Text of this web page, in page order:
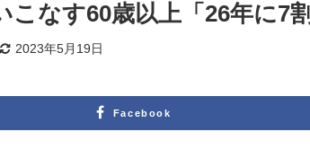
こなす60歳以上「26年に7
2023年5月19日
Facebook